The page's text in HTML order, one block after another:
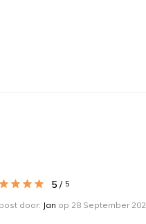
5 / 5
door: Jan op 28 September